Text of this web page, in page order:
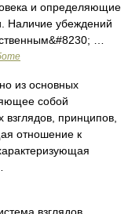
и определяющие
Наличие убеждений
…
из основных
собой
взглядов, принципов,
отношение к